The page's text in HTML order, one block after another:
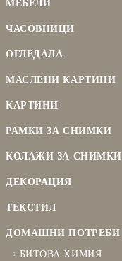
МЕБЕЛИ
ЧАСОВНИЦИ
ОГЛЕДАЛА
МАСЛЕНИ КАРТИНИ
КАРТИНИ
РАМКИ ЗА СНИМКИ
КОЛАЖИ ЗА СНИМКИ
ДЕКОРАЦИЯ
ТЕКСТИЛ
ДОМАШНИ ПОТРЕБИ
БИТОВА ХИМИЯ